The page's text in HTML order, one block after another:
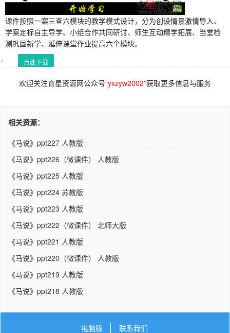
课件按照一案三查六模块的教学模式设计，分为创设情景激情导入、
学案定标自主导学、小组合作共同研讨、师生互动精学拓展、当堂检
测巩固新学、延伸课堂作业提高六个模块。
点此下载
欢迎关注育星资源网公众号“yxzyw2002”获取更多信息与服务
相关资源：
《马说》ppt227 人教版
《马说》ppt226（微课件） 人教版
《马说》ppt225 人教版
《马说》ppt224 苏教版
《马说》ppt223 人教版
《马说》ppt222（微课件） 北师大版
《马说》ppt221 人教版
《马说》ppt220（微课件） 人教版
《马说》ppt219 人教版
《马说》ppt218 人教版
电脑版 联系我们